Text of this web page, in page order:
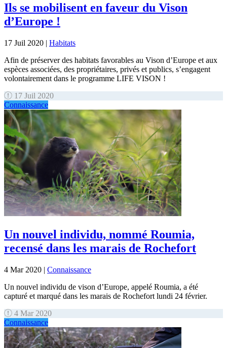
Ils se mobilisent en faveur du Vison
d’Europe !
17 Juil 2020 | Habitats
Afin de préserver des habitats favorables au Vison d’Europe et aux
espèces associées, des propriétaires, privés et publics, s’engagent
volontairement dans le programme LIFE VISON !
17 Juil 2020
Connaissance
Un nouvel individu, nommé Roumia,
recensé dans les marais de Rochefort
4 Mar 2020 | Connaissance
Un nouvel individu de vison d’Europe, appelé Roumia, a été
capturé et marqué dans les marais de Rochefort lundi 24 février.
4 Mar 2020
Connaissance